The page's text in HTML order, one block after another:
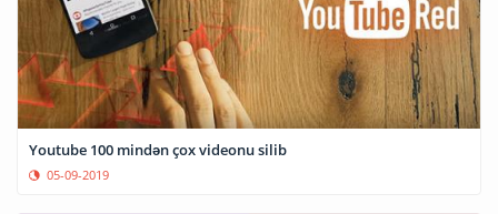
Youtube 100 mindən çox videonu silib
05-09-2019